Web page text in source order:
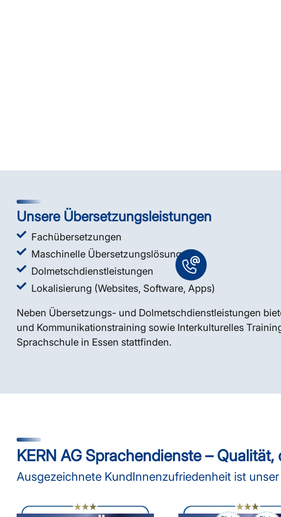
Unsere Übersetzungsleistungen
Fachübersetzungen
Maschinelle Übersetzungslösungen
Dolmetschdienstleistungen
Lokalisierung (Websites, Software, Apps)
Neben Übersetzungs- und Dolmetschdienstleistungen
und Kommunikationstraining sowie Interkulturelles
Sprachschule in Essen stattfinden.
KERN AG Sprachendienste –
Ausgezeichnete KundInnenzufriedenheit ist